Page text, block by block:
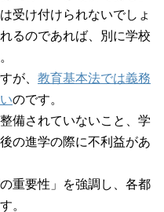
受け付けられないでしょ
るのであれば、別に学校
が、 教育基本法では義務
のです。
備されていないこと、学
の進学の際に不利益があ
重要性」を強調し、各都
。